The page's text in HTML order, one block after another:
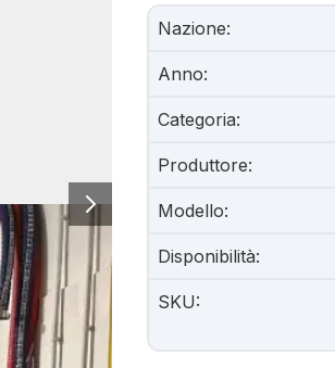
Nazione:
Anno:
Categoria:
Produttore:
Modello:
Disponibilità:
SKU: